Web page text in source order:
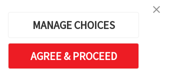
MANAGE CHOICES
AGREE & PROCEED